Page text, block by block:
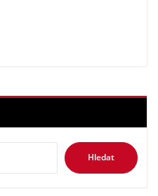
Hledat